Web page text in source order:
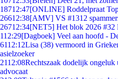
18712:47[ONLINE] Roddelpraat
26612:38[AMV] VS #1312
26712:34[NET5] Het blok 2026 #32
112:29[Dagboek] Veel aan hoofd -
6112:12Lisa (38) vermoord in
asielzoeker
2112:08Rechtszaak dodelijk ongeluk
advocaat